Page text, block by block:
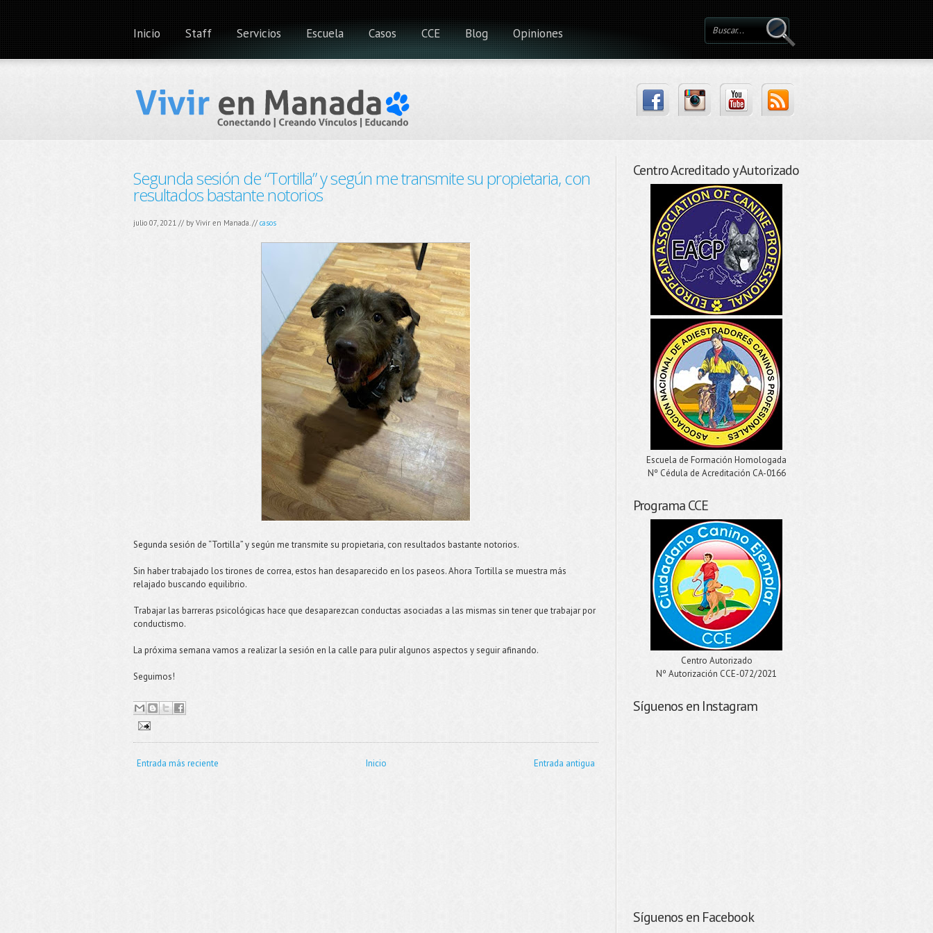
Inicio Staff Servicios Escuela Casos CCE Blog Opiniones
Segunda sesión de “Tortilla” y según me transmite su propietaria, con
resultados bastante notorios
julio 07, 2021 // by Vivir en Manada.// casos
Segunda sesión de “Tortilla” y según me transmite su propietaria, con resultados bastante notorios.
Sin haber trabajado los tirones de correa, estos han desaparecido en los paseos. Ahora Tortilla se muestra más
relajado buscando equilibrio.
Trabajar las barreras psicológicas hace que desaparezcan conductas asociadas a las mismas sin tener que trabajar por
conductismo.
La próxima semana vamos a realizar la sesión en la calle para pulir algunos aspectos y seguir afinando.
Seguimos!
Entrada más reciente Entrada antigua
Inicio
Centro Acreditado y Autorizado
Escuela de Formación Homologada
Nº Cédula de Acreditación CA-0166
Programa CCE
Centro Autorizado
Nº Autorización CCE-072/2021
Síguenos en Instagram
Síguenos en Facebook